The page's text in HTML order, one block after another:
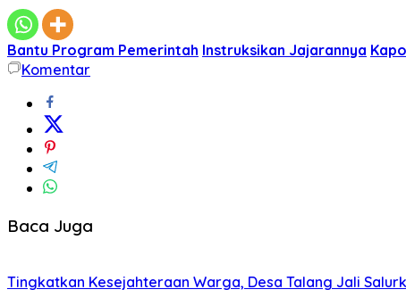
Bantu Program Pemerintah Instruksikan Jajarannya
Komentar
Baca Juga
Tingkatkan Kesejahteraan Warga, Desa Talang Jali